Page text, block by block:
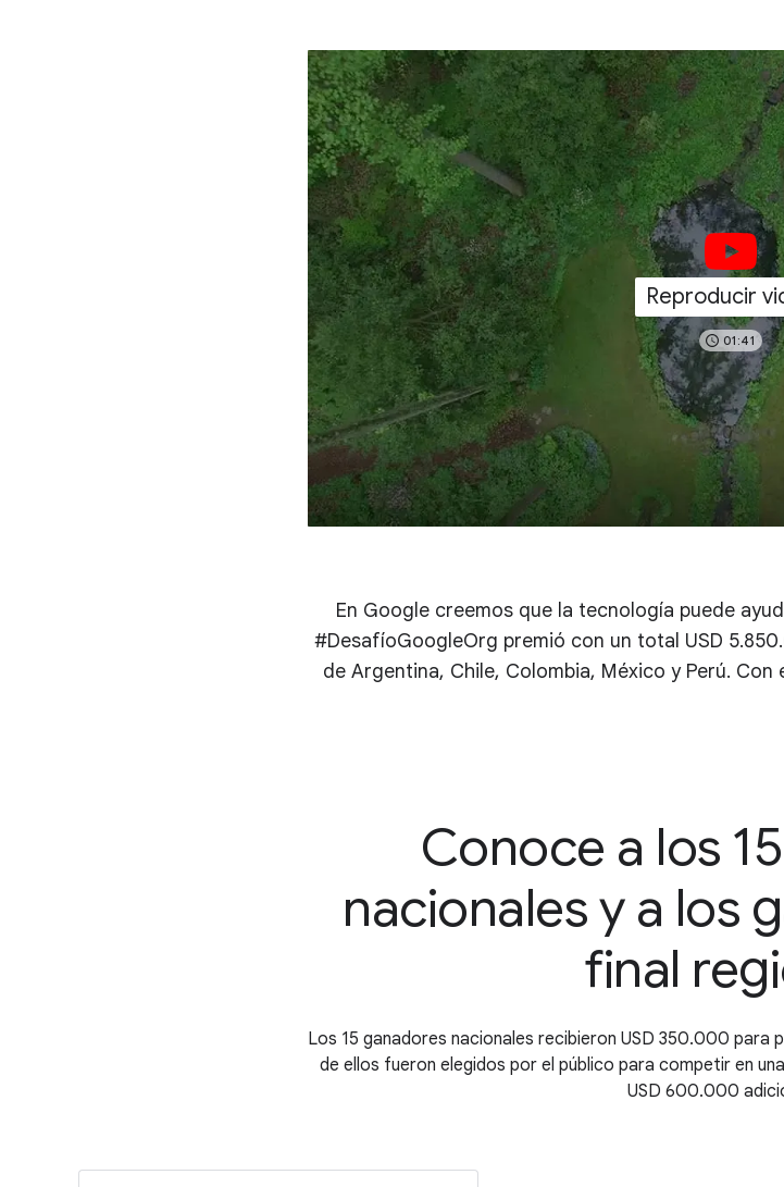
Reproducir
01:41
En Google creemos que la tecnología puede
#DesafíoGoogleOrg premió con un total USD
de Argentina, Chile, Colombia, México y Perú.
Conoce a los
nacionales y a los
final
Los 15 ganadores nacionales recibieron USD 350.000 para
de ellos fueron elegidos por el público para competir en
USD 600.000